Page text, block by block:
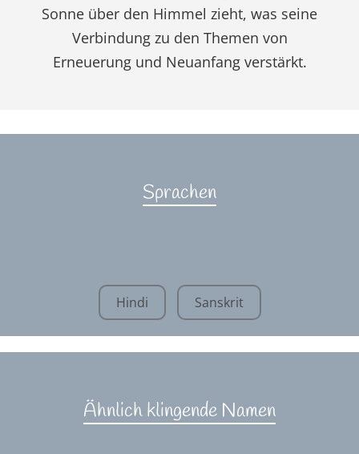
Sonne über den Himmel zieht, was seine
Verbindung zu den Themen von
Erneuerung und Neuanfang verstärkt.
Sprachen
Hindi Sanskrit
Ähnlich klingende Namen